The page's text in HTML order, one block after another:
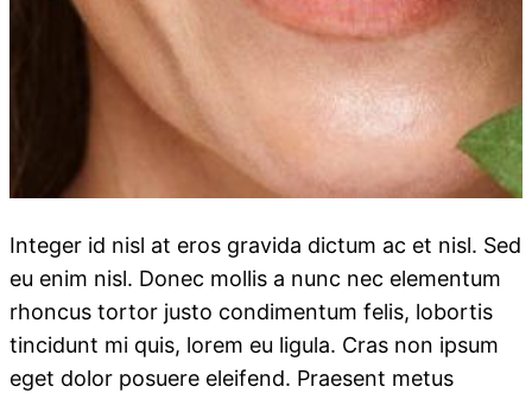
Integer id nisl at eros gravida dictum ac et nisl. Sed
eu enim nisl. Donec mollis a nunc nec elementum
rhoncus tortor justo condimentum felis, lobortis
tincidunt mi quis, lorem eu ligula. Cras non ipsum
eget dolor posuere eleifend. Praesent metus